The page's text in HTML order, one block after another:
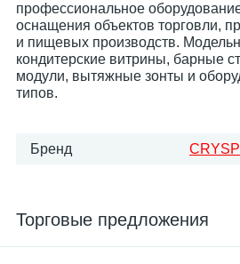
профессиональное
оснащения объектов торговли,
и пищевых производств.
кондитерские витрины, барные
модули, вытяжные зонты и
типов.
Бренд CRYSPI
Торговые предложения